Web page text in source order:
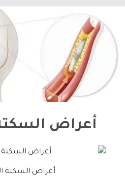
أعراض
أعراض السكتة